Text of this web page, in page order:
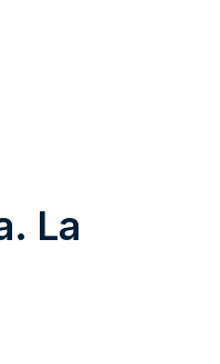
La